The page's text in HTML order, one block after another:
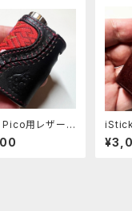
用レザース
[379-pc]
ザー
c]